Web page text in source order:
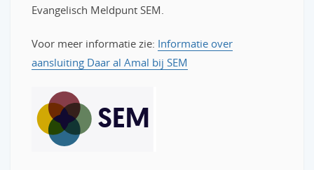
Evangelisch Meldpunt SEM.
Voor meer informatie zie: Informatie over
aansluiting Daar al Amal bij SEM